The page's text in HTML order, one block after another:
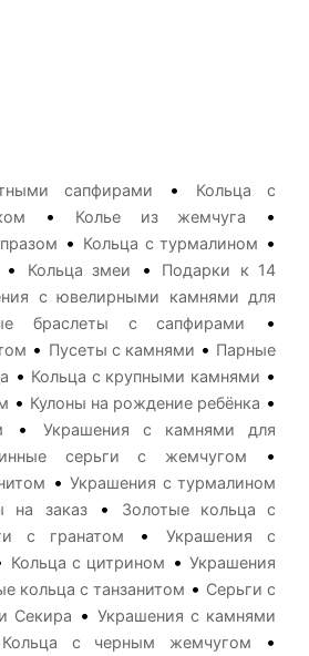
сапфирами •
Кольца с
• Колье из жемчуга •
• Кольца с турмалином •
• Кольца змеи •
Подарки к 14
с ювелирными камнями для
браслеты с сапфирами •
• Пусеты с камнями • Парные
• Кольца с крупными камнями •
• Кулоны на рождение ребёнка •
•
Украшения с камнями для
серьги с жемчугом •
• Украшения с турмалином
на заказ•
Золотые кольца с
с гранатом •
Украшения с
Кольца с цитрином • Украшения
кольца с танзанитом • Серьги с
Секира • Украшения с камнями
Кольца с черным жемчугом •